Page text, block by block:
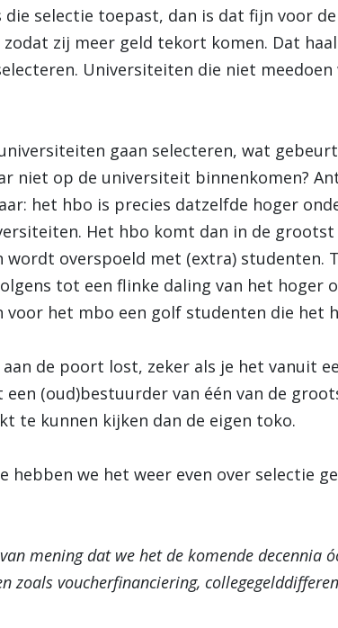
selectie toepast, dan is dat fijn voor
zij meer geld tekort komen. Dat
Universiteiten die niet
gaan selecteren, wat
niet op de universiteit binnenkomen?
het hbo is precies datzelfde hoger
Het hbo komt dan in de
wordt overspoeld met (extra) studenten.
tot een flinke daling van het hoger
voor het mbo een golf studenten die het
aan de poort lost, zeker als je het vanuit
een (oud)bestuurder van één van de
te kunnen kijken dan de eigen toko.
hebben we het weer even over selectie
mening dat we het de komende decennia
zoals voucherfinanciering,